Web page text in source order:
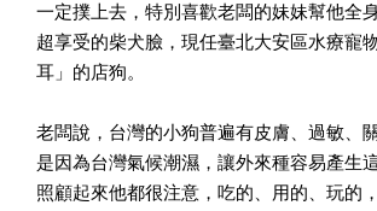
一定撲上去，特別喜歡老闆的妹妹幫他全
超享受的柴犬臉，現任臺北大安區水療寵
耳」的店狗。
老闆說，台灣的小狗普遍有皮膚、過敏、
是因為台灣氣候潮濕，讓外來種容易產生
照顧起來他都很注意，吃的、用的、玩的